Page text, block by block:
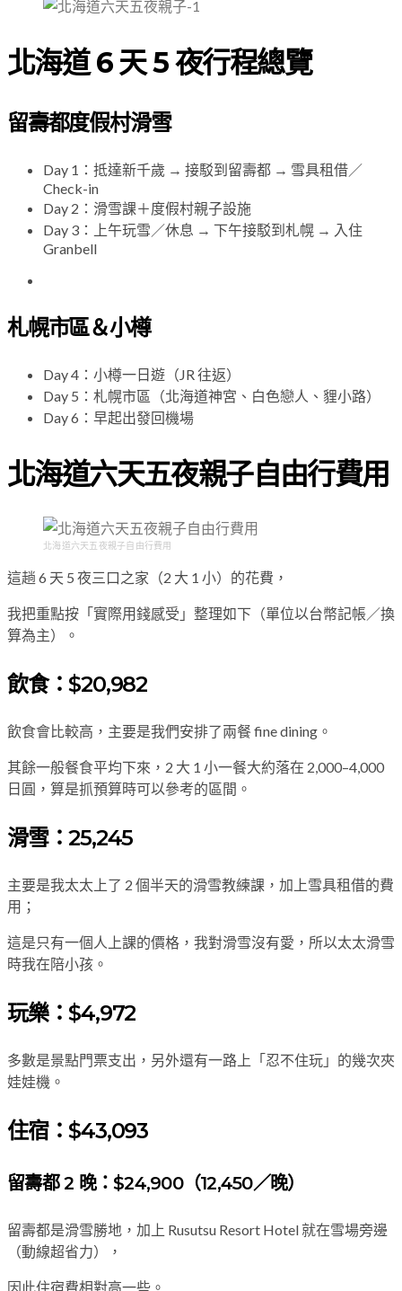
北海道 6 天 5 夜行程總覽
留壽都度假村滑雪
Day 1：抵達新千歲 → 接駁到留壽都 → 雪具租借／
Check-in
Day 2：滑雪課＋度假村親子設施
Day 3：上午玩雪／休息 → 下午接駁到札幌 → 入住
Granbell
札幌市區＆小樽
Day 4：小樽一日遊（JR 往返）
Day 5：札幌市區（北海道神宮、白色戀人、貍小路）
Day 6：早起出發回機場
北海道六天五夜親子自由行費用
北海道六天五夜親子自由行費用
這趟 6 天 5 夜三口之家（2 大 1 小）的花費，
我把重點按「實際用錢感受」整理如下（單位以台幣記帳／換
算為主）。
飲食：$20,982
飲食會比較高，主要是我們安排了兩餐 fine dining。
其餘一般餐食平均下來，2 大 1 小一餐大約落在 2,000–4,000
日圓，算是抓預算時可以參考的區間。
滑雪：25,245
主要是我太太上了 2 個半天的滑雪教練課，加上雪具租借的費
用；
這是只有一個人上課的價格，我對滑雪沒有愛，所以太太滑雪
時我在陪小孩。
玩樂：$4,972
多數是景點門票支出，另外還有一路上「忍不住玩」的幾次夾
娃娃機。
住宿：$43,093
留壽都 2 晚：$24,900（12,450／晚）
留壽都是滑雪勝地，加上 Rusutsu Resort Hotel 就在雪場旁邊
（動線超省力），
因此住宿費相對高一些。